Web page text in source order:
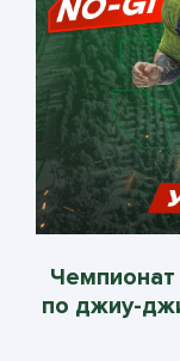
по джиу-